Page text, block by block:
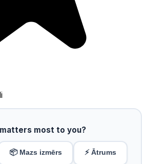
most to you?
📦 Mazs izmērs ⚡ Ātrums